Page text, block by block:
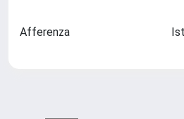
Afferenza